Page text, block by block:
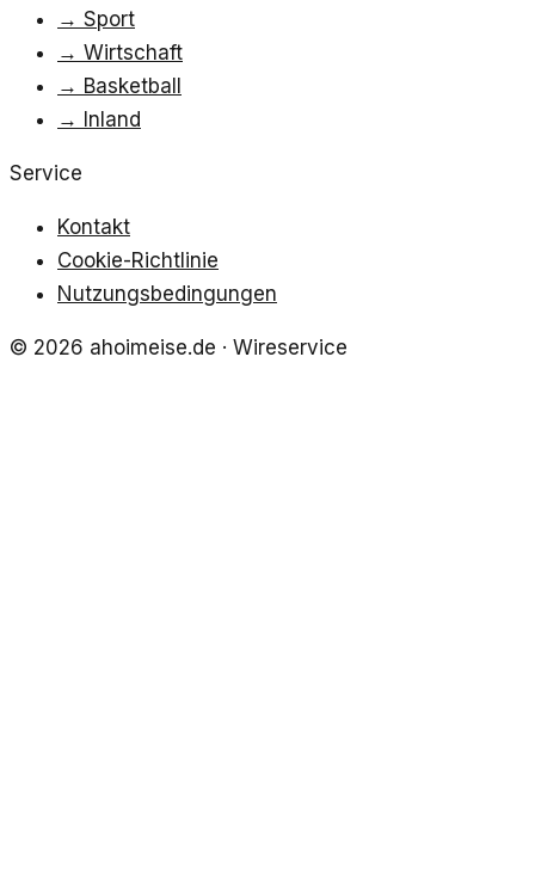
→ Sport
→ Wirtschaft
→ Basketball
→
Inland
Service
Kontakt
Cookie-Richtlinie
Nutzungsbedingungen
© 2026 ahoimeise.de · Wireservice